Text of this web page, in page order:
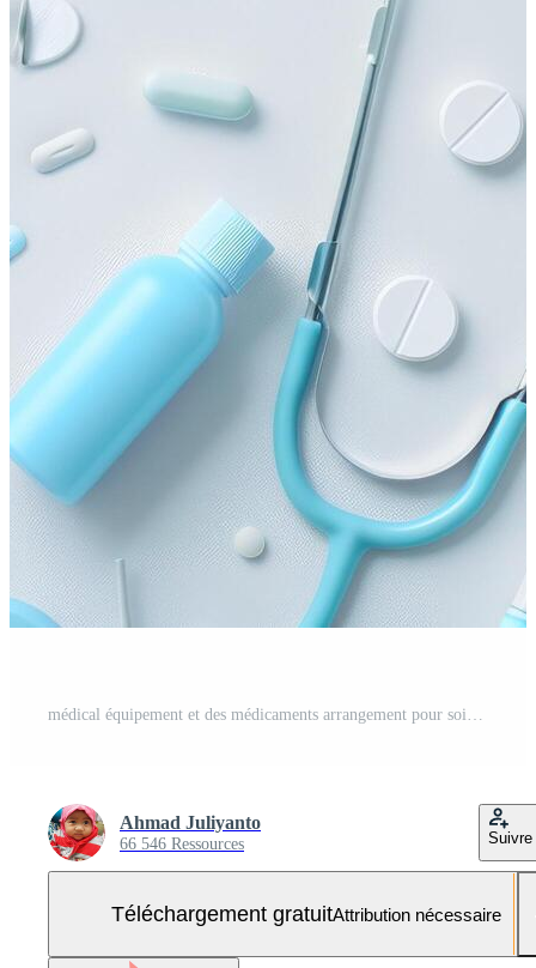
médical équipement et des médicaments arrangement pour soins de santé concepts Photo Gratuite
Ahmad Juliyanto
66 546 Ressources Suivre
Téléchargement gratuitAttribution nécessaire